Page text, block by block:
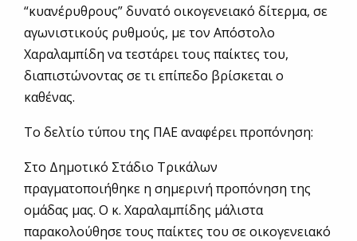
“κυανέρυθρους” δυνατό οικογενειακό δίτερμα, σε
αγωνιστικούς ρυθμούς, με τον Απόστολο
Χαραλαμπίδη να τεστάρει τους παίκτες του,
διαπιστώνοντας σε τι επίπεδο βρίσκεται ο
καθένας.
Το δελτίο τύπου της ΠΑΕ αναφέρει προπόνηση:
Στο Δημοτικό Στάδιο Τρικάλων
πραγματοποιήθηκε η σημερινή προπόνηση της
ομάδας μας. Ο κ. Χαραλαμπίδης μάλιστα
παρακολούθησε τους παίκτες του σε οικογενειακό